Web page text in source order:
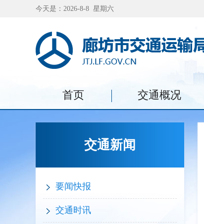
今天是：2026-8-8 星期六
首页 交通概况
交通新闻
要闻快报
交通时讯